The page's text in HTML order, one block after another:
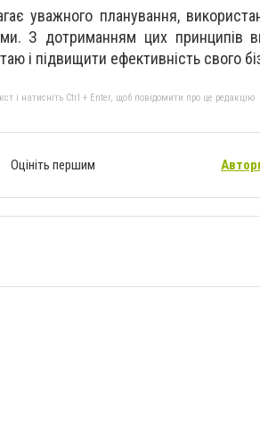
уважного планування,
З дотриманням цих принципів
і підвищити ефективність свого
і натисніть Ctrl + Enter, щоб повідомити про це редакцію
Оцініть першим